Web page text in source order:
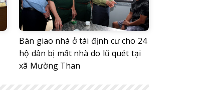
Bàn giao nhà ở tái định cư cho 24
hộ dân bị mất nhà do lũ quét tại
xã Mường Than